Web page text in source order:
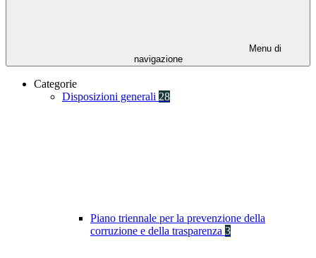
Menu di
navigazione
Categorie
Disposizioni generali 28
Piano triennale per la prevenzione della
corruzione e della trasparenza 3